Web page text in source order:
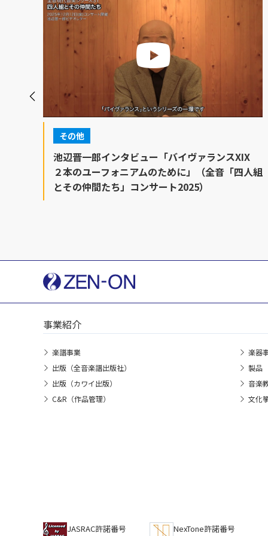
その他
池辺晋一郎インタビュー「バイヴァランスXIX
２本のユーフォニアムのために」（全音「四人組
とその仲間たち」コンサート2025）
事業紹介
楽譜事業
出版（全音楽譜出版社）
出版（カワイ出版）
C&R（作品管理）
楽器
製品
音楽
文化
JASRAC許諾番号
NexTone許諾番号